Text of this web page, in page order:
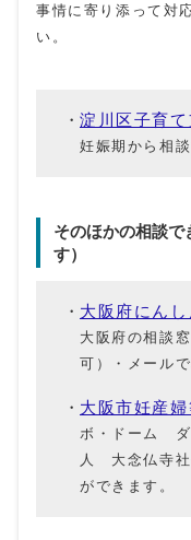
事情に寄り添って対
い。
淀川区子育て
妊娠期から相談
そのほかの相談で
す）
大阪府にん
大阪府の相談
可）・メール
大阪市妊産
ボ・ドーム ダ
人 大念仏寺社
ができます。